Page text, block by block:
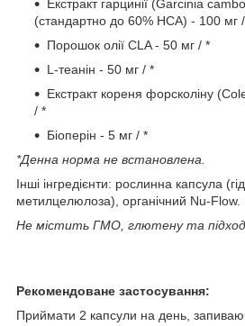
Екстракт гарцинії (Garcinia
(стандартно до 60% HCA) - 100 мг
Порошок олії CLA - 50 мг / *
L-теанін - 50 мг / *
Екстракт кореня форсколіну
/ *
Біоперін - 5 мг / *
*Денна норма не встановлена.
Інші інгредієнти: рослинна капсула
метилцелюлоза), органічний Nu-Flow.
Не містить ГМО, глютену та
Рекомендоване застосування:
Приймати 2 капсули на день,